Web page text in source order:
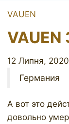
VAUEN
12 Липня, 2020
Германия
А вот это
довольно